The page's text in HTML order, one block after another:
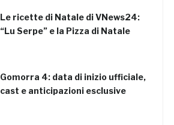
Le ricette di Natale di VNews24:
“Lu Serpe” e la Pizza di Natale
Gomorra 4: data di inizio ufficiale,
cast e anticipazioni esclusive